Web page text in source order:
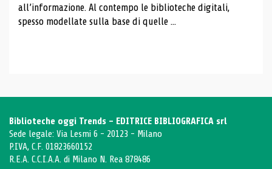
all’informazione. Al contempo le biblioteche digitali,
spesso modellate sulla base di quelle ...
Biblioteche oggi Trends - EDITRICE BIBLIOGRAFICA srl
Sede legale: Via Lesmi 6 - 20123 - Milano
P.IVA, C.F. 01823660152
R.E.A. C.C.I.A.A. di Milano N. Rea 878486